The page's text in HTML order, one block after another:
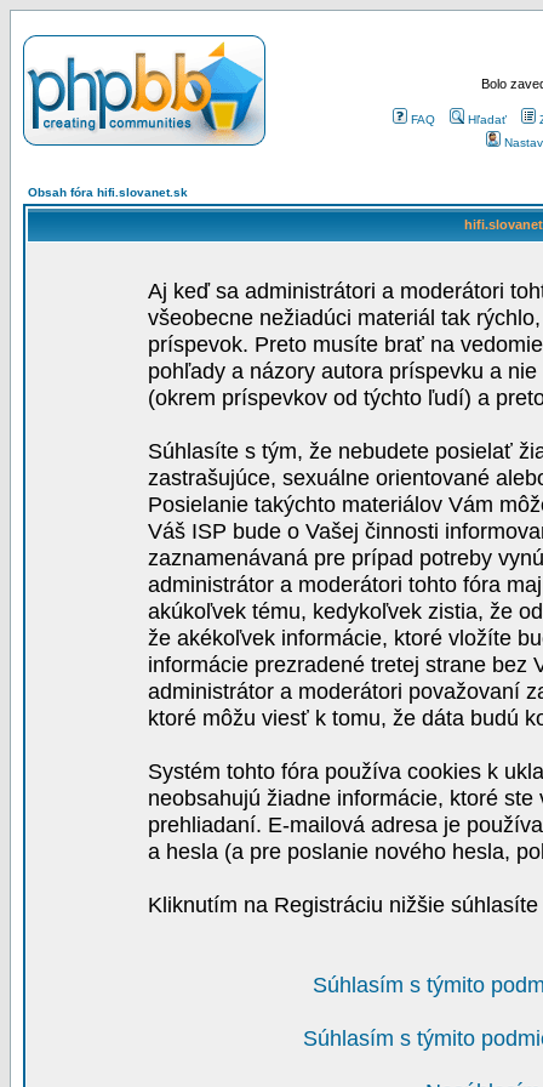
Bolo
FAQ Hľadať
Obsah fóra hifi.slovanet.sk
Aj keď sa administrátori a moderátori
všeobecne nežiadúci materiál tak
príspevok. Preto musíte brať na
pohľady a názory autora príspevku a
(okrem príspevkov od týchto ľudí) a
Súhlasíte s tým, že nebudete posielať
zastrašujúce, sexuálne orientované
Posielanie takýchto materiálov Vám
Váš ISP bude o Vašej činnosti
zaznamenávaná pre prípad potreby
administrátor a moderátori tohto fóra
akúkoľvek tému, kedykoľvek zistia, že
že akékoľvek informácie, ktoré vložíte
informácie prezradené tretej strane bez
administrátor a moderátori považovaní
ktoré môžu viesť k tomu, že dáta budú
Systém tohto fóra používa cookies k
neobsahujú žiadne informácie, ktoré
prehliadaní. E-mailová adresa je
a hesla (a pre poslanie nového hesla,
Kliknutím na Registráciu nižšie
Súhlasím s týmito
Súhlasím s týmito